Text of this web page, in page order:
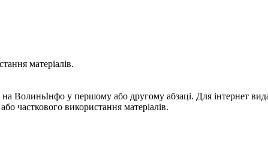
матеріалів.
ВолиньІнфо у першому або другому абзаці. Для інтернет
часткового використання матеріалів.